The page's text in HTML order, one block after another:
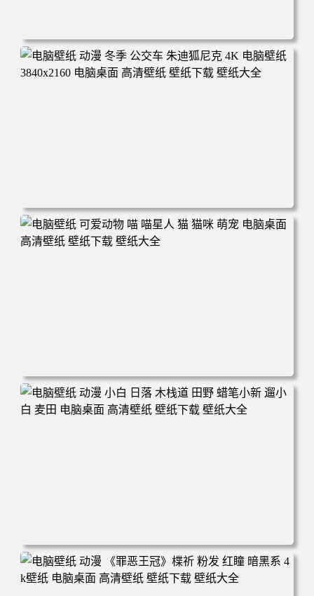
电脑壁纸 完美世界 荒天帝石昊 4K高清动漫壁纸 电脑桌面
高清壁纸 壁纸下载 壁纸大全
电脑壁纸 动漫 冬季 公交车 朱迪狐尼克 4K 电脑壁纸 3840x2
160 电脑桌面 高清壁纸 壁纸下载 壁纸大全
电脑壁纸 可爱动物 喵 喵星人 猫 猫咪 萌宠 电脑桌面 高清壁
纸 壁纸下载 壁纸大全
电脑壁纸 动漫 小白 日落 木栈道 田野 蜡笔小新 遛小白 麦田
电脑桌面 高清壁纸 壁纸下载 壁纸大全